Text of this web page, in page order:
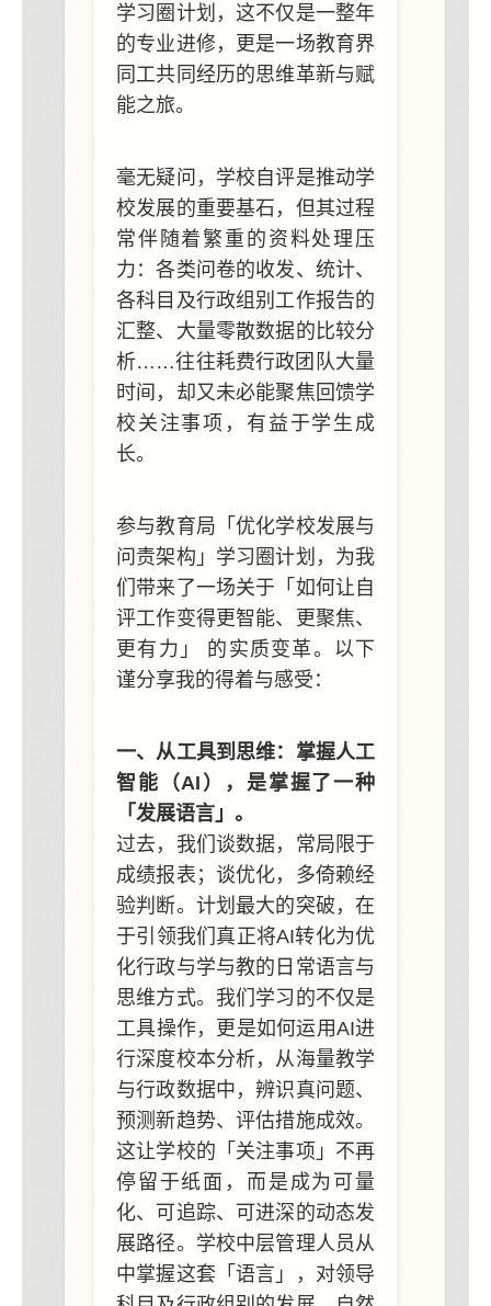
学习圈计划，这不仅是一整年
的专业进修，更是一场教育界
同工共同经历的思维革新与赋
能之旅。
毫无疑问，学校自评是推动学
校发展的重要基石，但其过程
常伴随着繁重的资料处理压
力：各类问卷的收发、统计、
各科目及行政组别工作报告的
汇整、大量零散数据的比较分
析……往往耗费行政团队大量
时间，却又未必能聚焦回馈学
校关注事项，有益于学生成
长。
参与教育局「优化学校发展与
问责架构」学习圈计划，为我
们带来了一场关于「如何让自
评工作变得更智能、更聚焦、
更有力」 的实质变革。以下
谨分享我的得着与感受：
一、从工具到思维：掌握人工
智能（AI），是掌握了一种
「发展语言」。
过去，我们谈数据，常局限于
成绩报表；谈优化，多倚赖经
验判断。计划最大的突破，在
于引领我们真正将AI转化为优
化行政与学与教的日常语言与
思维方式。我们学习的不仅是
工具操作，更是如何运用AI进
行深度校本分析，从海量教学
与行政数据中，辨识真问题、
预测新趋势、评估措施成效。
这让学校的「关注事项」不再
停留于纸面，而是成为可量
化、可追踪、可进深的动态发
展路径。学校中层管理人员从
中掌握这套「语言」，对领导